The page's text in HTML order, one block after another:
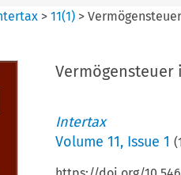
>11(1) >
Vermögensteuer
Intertax
Volume 11, Issue 1 (